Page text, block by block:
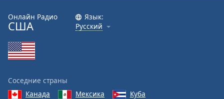
Онлайн Радио
США
Язык:
Русский
Соседние страны
Канада
Мексика
Куба